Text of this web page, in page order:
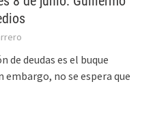
de deudas es el buque
no se espera que